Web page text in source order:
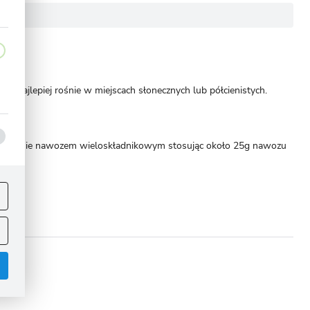
Najlepiej rośnie w miejscach słonecznych lub półcienistych.
nawozem wieloskładnikowym stosując około 25g nawozu